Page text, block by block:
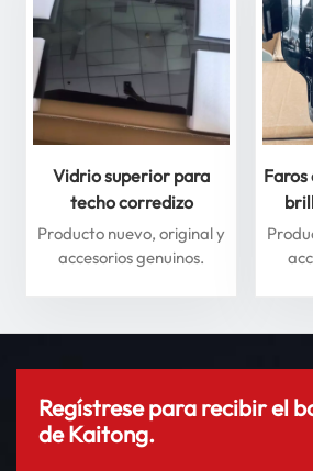
Vidrio superior para
techo corredizo
delantero y trasero para
Li Auto Serie L: mejore
Producto nuevo, original y
accesorios genuinos.
Regístrese para recibir el
de Kaitong.